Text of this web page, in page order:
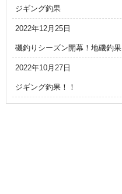
ジギング釣果
2022年12月25日
磯釣りシーズン開幕！地磯釣果
2022年10月27日
ジギング釣果！！